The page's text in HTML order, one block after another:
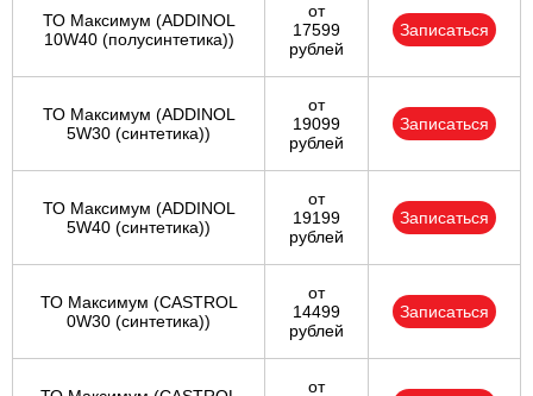
ТО Максимум (ADDINOL
10W40 (полусинтетика))
от
17599
рублей
Записаться
ТО Максимум (ADDINOL
5W30 (синтетика))
от
19099
рублей
Записаться
ТО Максимум (ADDINOL
5W40 (синтетика))
от
19199
рублей
Записаться
ТО Максимум (CASTROL
0W30 (синтетика))
от
14499
рублей
Записаться
от